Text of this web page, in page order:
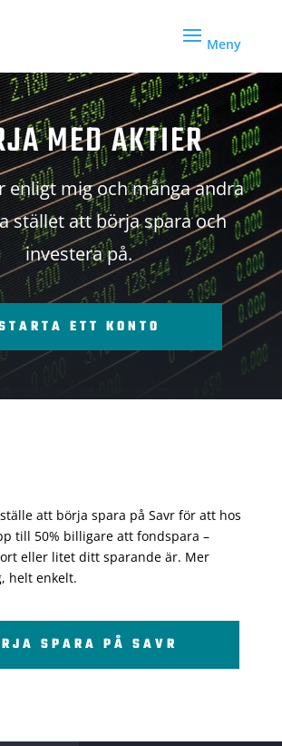
MED AKTIER
enligt mig och många andra
stället att börja spara och
investera på.
ETT KONTO
att börja spara på Savr för att hos
till 50% billigare att fondspara –
eller litet ditt sparande är. Mer
helt enkelt.
SPARA PÅ SAVR